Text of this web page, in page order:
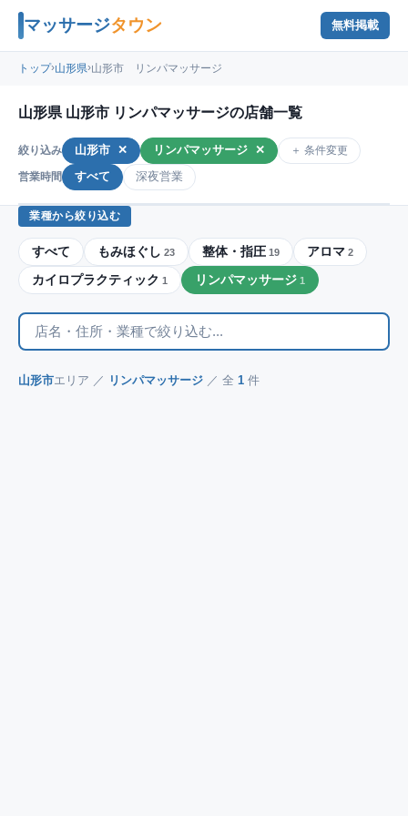
マッサージタウン 無料掲載
トップ›山形県›山形市 リンパマッサージ
山形県 山形市 リンパマッサージの店舗一覧
絞り込み 山形市 ✕ リンパマッサージ ✕ ＋ 条件変更
営業時間 すべて 深夜営業
業種から絞り込む
すべて もみほぐし 23 整体・指圧 19 アロマ 2
カイロプラクティック 1 リンパマッサージ 1
山形市エリア ／ リンパマッサージ ／ 全 1 件